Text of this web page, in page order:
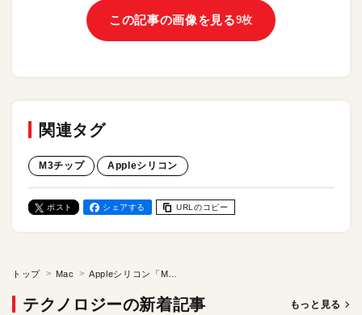
この記事の画像を見る9枚
関連タグ
M3チップ Appleシリコン
ポスト シェアする URLのコピー
トップ Mac
テクノロジーの新着記事 もっと見る